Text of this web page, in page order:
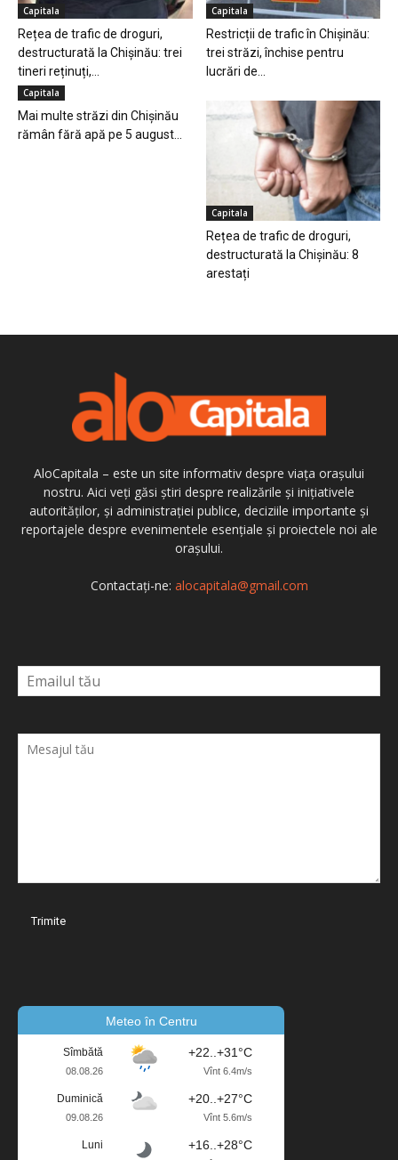
Capitala
Rețea de trafic de droguri,
destructurată la Chișinău: trei
tineri reținuți,...
Capitala
Restricții de trafic în Chișinău:
trei străzi, închise pentru
lucrări de...
Capitala
Mai multe străzi din Chișinău
rămân fără apă pe 5 august...
Capitala
Rețea de trafic de droguri,
destructurată la Chișinău: 8
arestați
AloCapitala – este un site informativ despre viața orașului
nostru. Aici veți găsi știri despre realizările și inițiativele
autorităților, și administrației publice, deciziile importante și
reportajele despre evenimentele esențiale și proiectele noi ale
orașului.
Contactați-ne: alocapitala@gmail.com
Meteo în Centru
Sîmbătă
08.08.26
+22..+31°C
Vînt 6.4m/s
Duminică
09.08.26
+20..+27°C
Vînt 5.6m/s
Luni +16..+28°C